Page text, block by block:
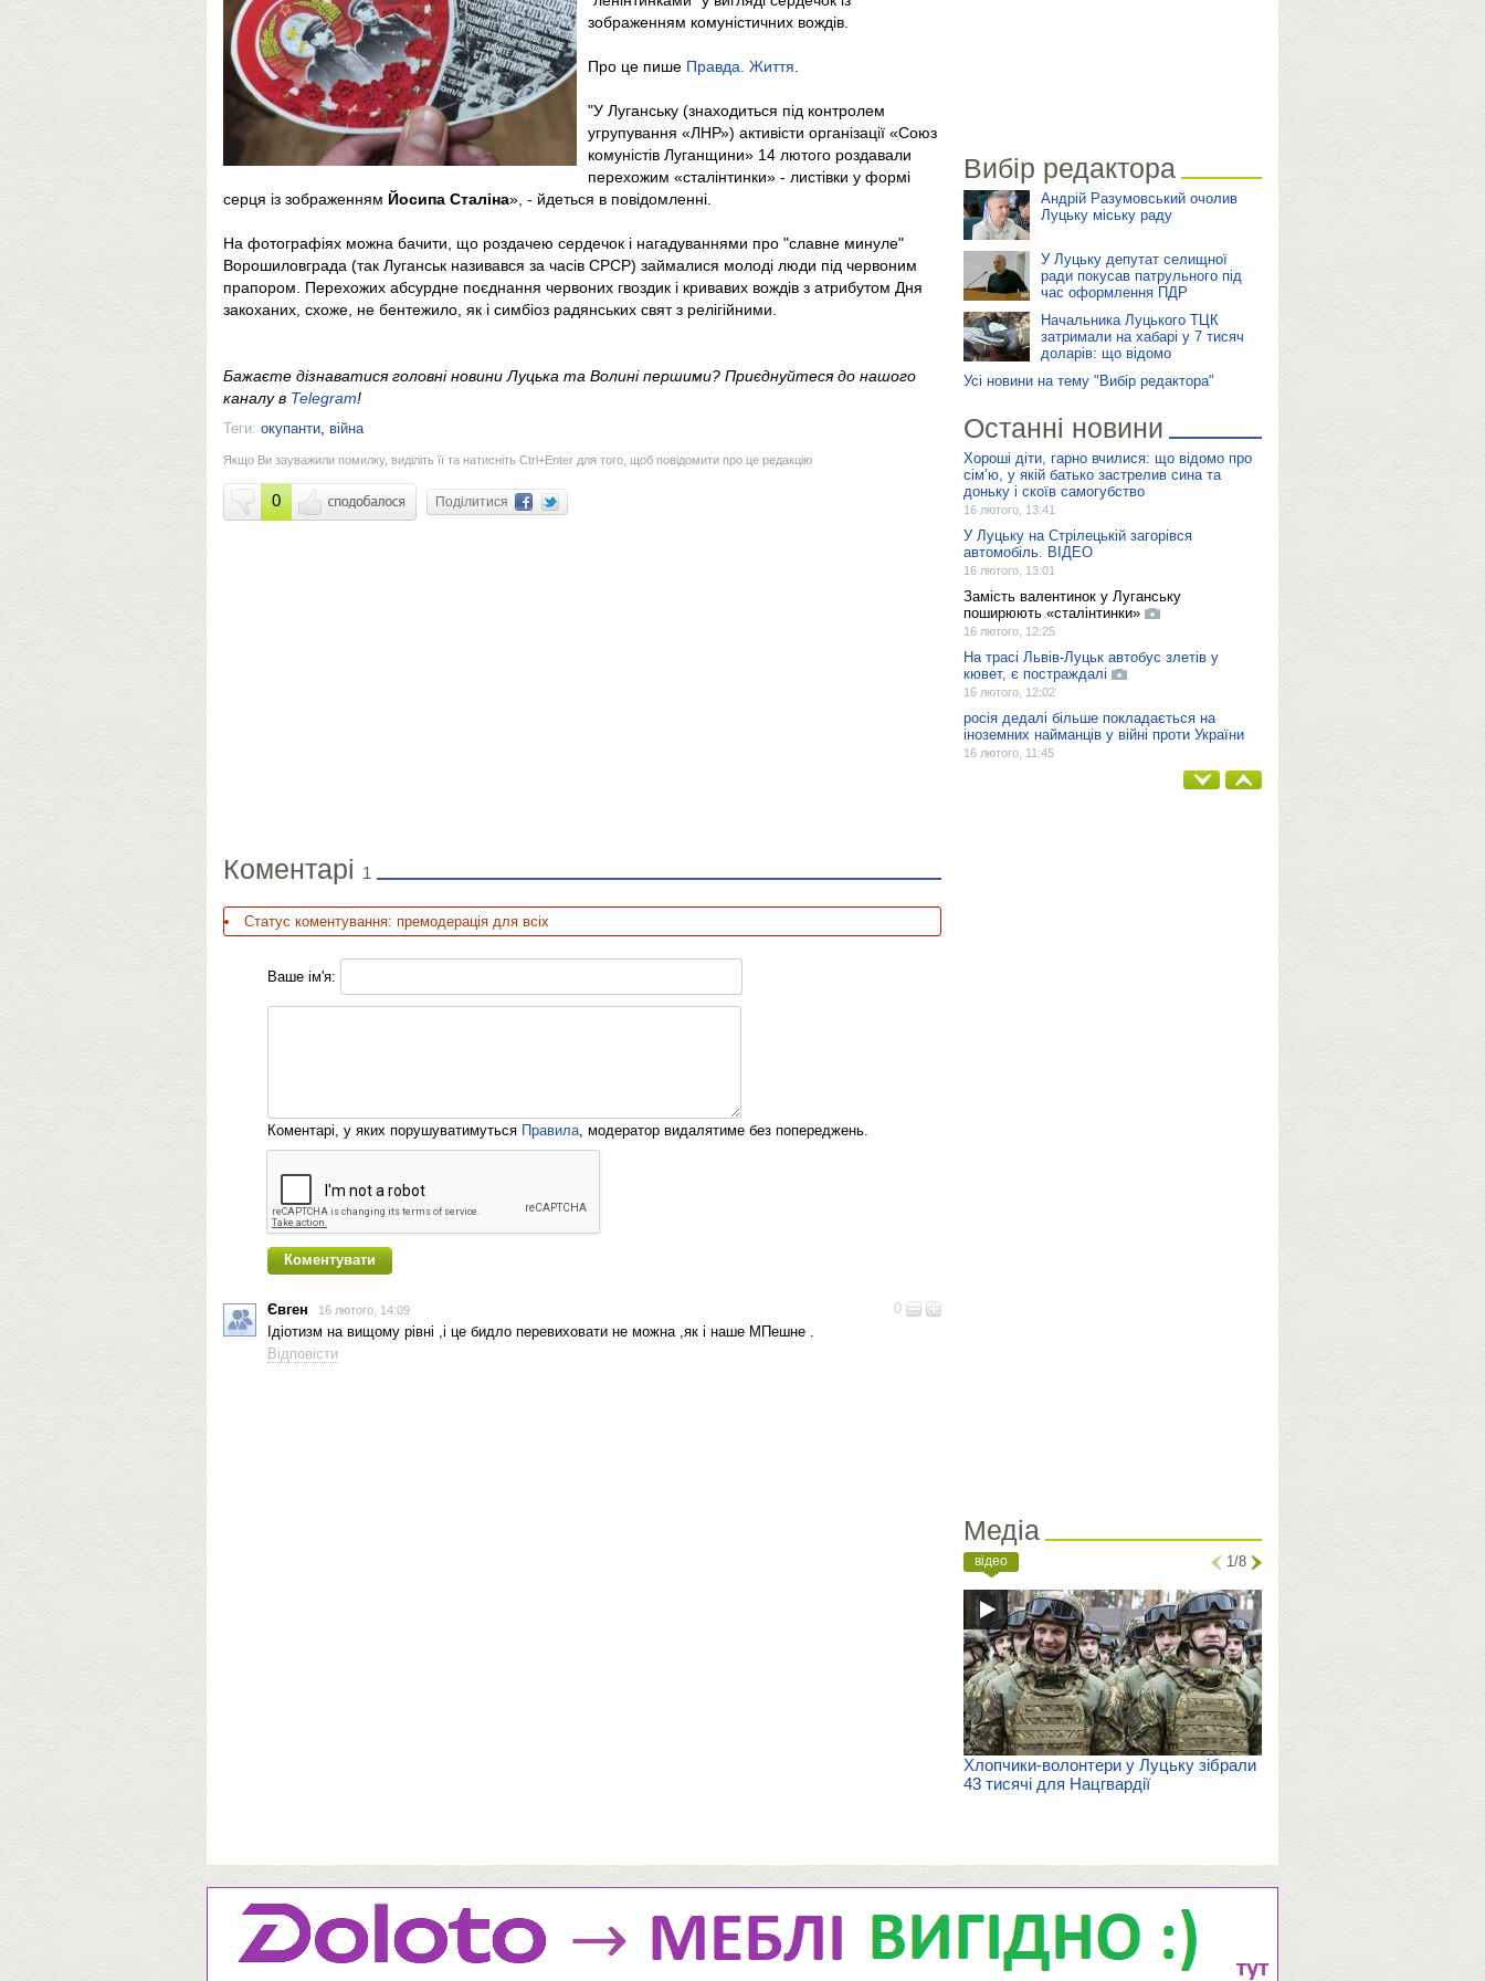
зображенням комуністичних вождів.
Про це пише Правда. Життя
"У Луганську (знаходиться під контролем
угрупування «ЛНР») активісти організації «Союз
комуністів Луганщини» 14 лютого роздавали
перехожим «сталінтинки» - листівки у формі
серця із зображенням Йосипа Сталіна», - йдеться в повідомленні.
На фотографіях можна бачити, що роздачею сердечок і нагадуваннями про "славне минуле"
Ворошиловграда (так Луганськ називався за часів СРСР) займалися молоді люди під червоним
прапором. Перехожих абсурдне поєднання червоних гвоздик і кривавих вождів з атрибутом Дня
закоханих, схоже, не бентежило, як і симбіоз радянських свят з релігійними.
Бажаєте дізнаватися головні новини Луцька та Волині першими? Приєднуйтеся до нашого
каналу в Telegram!
Теги: окупанти, війна
Якщо Ви зауважили помилку, виділіть її та натисніть Ctrl+Enter для того, щоб повідомити про це редакцію
0 Поділитися
Коментарі 1
Статус коментування: премодерація для всіх
Ваше ім'я:
Коментарі, у яких порушуватимуться Правила, модератор видалятиме без попереджень.
0
Євген 16 лютого, 14:09
Ідіотизм на вищому рівні ,і це бидло перевиховати не можна ,як і наше МПешне .
Відповісти
Вибір редактора
Андрій Разумовський очолив
Луцьку міську раду
У Луцьку депутат селищної
ради покусав патрульного під
час оформлення ПДР
Начальника Луцького ТЦК
затримали на хабарі у 7 тисяч
доларів: що відомо
Усі новини на тему "Вибір редактора"
Останні новини
Хороші діти, гарно вчилися: що відомо про
сім’ю, у якій батько застрелив сина та
доньку і скоїв самогубство
16 лютого, 13:41
У Луцьку на Стрілецькій загорівся
автомобіль. ВІДЕО
16 лютого, 13:01
Замість валентинок у Луганську
поширюють «сталінтинки»
16 лютого, 12:25
На трасі Львів-Луцьк автобус злетів у
кювет, є постраждалі
16 лютого, 12:02
росія дедалі більше покладається на
іноземних найманців у війні проти України
16 лютого, 11:45
Медіа
відео 1/8
Хлопчики-волонтери у Луцьку зібрали
43 тисячі для Нацгвардії